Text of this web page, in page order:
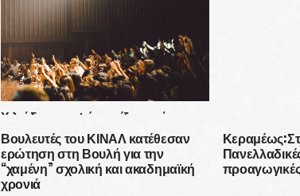
Χιλιάδες υποψήφιοι έξω από το
πανεπιστήμιο. Και τώρα τι;
Βουλευτές του ΚΙΝΑΛ κατέθεσαν
ερώτηση στη Βουλή για την
“χαμένη” σχολική και ακαδημαϊκή
χρονιά